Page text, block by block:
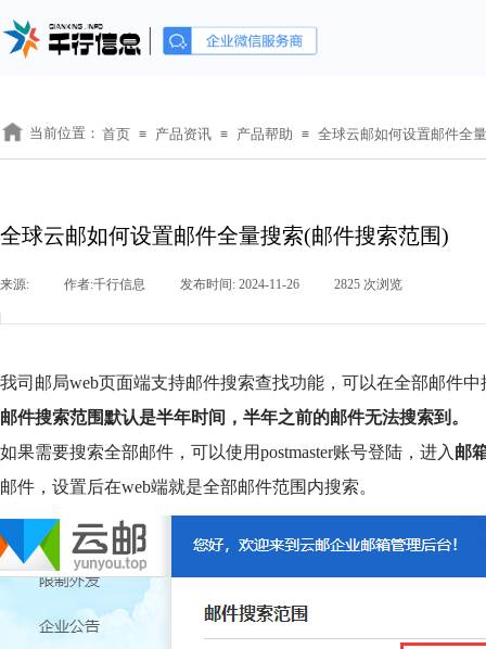
当前位置： 首页 ≡ 产品资讯 ≡ 产品帮助 ≡ 全球云邮如何设置邮件全
全球云邮如何设置邮件全量搜索(邮件搜索范围)
来源: 作者:千行信息 发布时间: 2024-11-26 2825 次浏览
我司邮局web页面端支持邮件搜索查找功能，可以在全部邮件
邮件搜索范围默认是半年时间，半年之前的邮件无法搜索到 。
如果需要搜索全部邮件，可以使用postmaster账号登陆，进入 邮
邮件，设置后在web端就是全部邮件范围内搜索。